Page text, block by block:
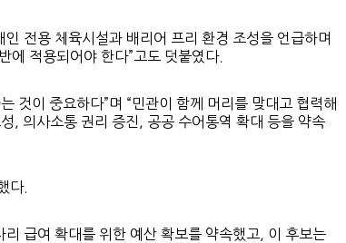
전용 체육시설과 배리어 프리 환경 조성을 언급하며
에 적용되어야 한다”고도 덧붙였다.
것이 중요하다”며 “민관이 함께 머리를 맞대고 협력해
, 의사소통 권리 증진, 공공 수어통역 확대 등을 약속
다.
급여 확대를 위한 예산 확보를 약속했고, 이 후보는